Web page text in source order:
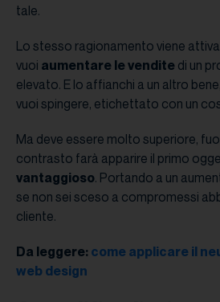
tale.
Lo stesso ragionamento viene
vuoi aumentare le vendite di un
elevato. E lo affianchi a un altro
vuoi spingere, etichettato con un
Ma deve essere molto superiore,
contrasto farà apparire il primo
vantaggioso. Portando a un
se non sei sceso a compromessi
cliente.
Da leggere: come applicare il
web design